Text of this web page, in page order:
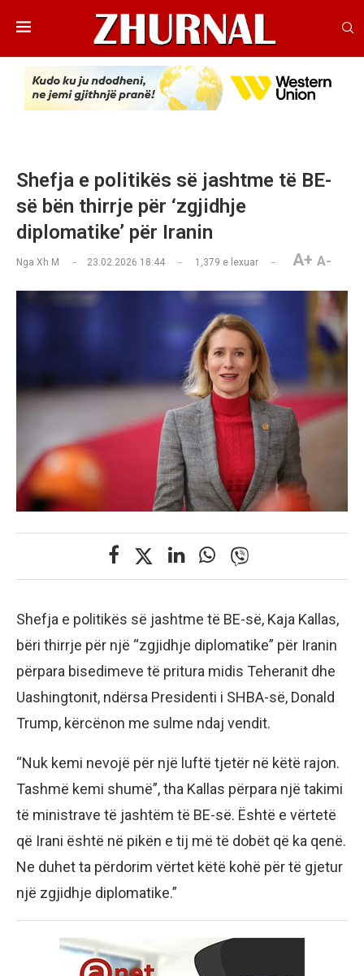
Shefja e politikës së jashtme të BE-
së bën thirrje për ‘zgjidhje
diplomatike’ për Iranin
Nga Xh M 23.02.2026 18:44 1,379 e lexuar A+ A-
Shefja e politikës së jashtme të BE-së, Kaja Kallas,
bëri thirrje për një “zgjidhje diplomatike” për Iranin
përpara bisedimeve të pritura midis Teheranit dhe
Uashingtonit, ndërsa Presidenti i SHBA-së, Donald
Trump, kërcënon me sulme ndaj vendit.
“Nuk kemi nevojë për një luftë tjetër në këtë rajon.
Tashmë kemi shumë”, tha Kallas përpara një takimi
të ministrave të jashtëm të BE-së. Është e vërtetë
që Irani është në pikën e tij më të dobët që ka qenë.
Ne duhet ta përdorim vërtet këtë kohë për të gjetur
një zgjidhje diplomatike.”